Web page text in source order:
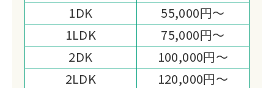
1DK
55,000円～
1LDK
75,000円～
2DK
100,000円～
2LDK
120,000円～